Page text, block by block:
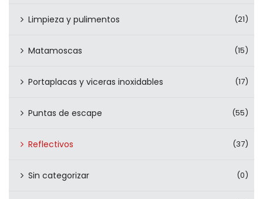
Limpieza y pulimentos (21)
Matamoscas (15)
Portaplacas y viceras inoxidables (17)
Puntas de escape (55)
Reflectivos (37)
Sin categorizar (0)